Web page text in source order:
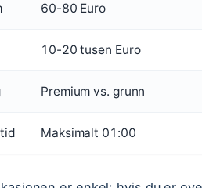
60-80 Euro
10-20 tusen Euro
Premium vs. grunn
Maksimalt 01:00